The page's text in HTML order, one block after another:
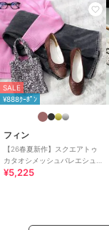
SALE
¥888ｸｰﾎﾟﾝ
フィン
【26春夏新作】スクエアトゥ
カタオシメッシュバレエシュ
ーズ【低反発スポンジ入り】
¥5,225